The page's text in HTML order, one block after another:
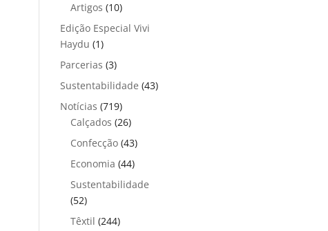
Artigos (10)
Edição Especial Vivi
Haydu (1)
Parcerias (3)
Sustentabilidade (43)
Notícias (719)
Calçados (26)
Confecção (43)
Economia (44)
Sustentabilidade
(52)
Têxtil (244)